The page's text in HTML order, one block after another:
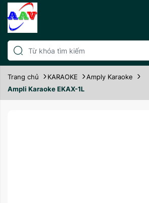
Trang chủ KARAOKE
Amply Karaoke
Ampli Karaoke EKAX-1L